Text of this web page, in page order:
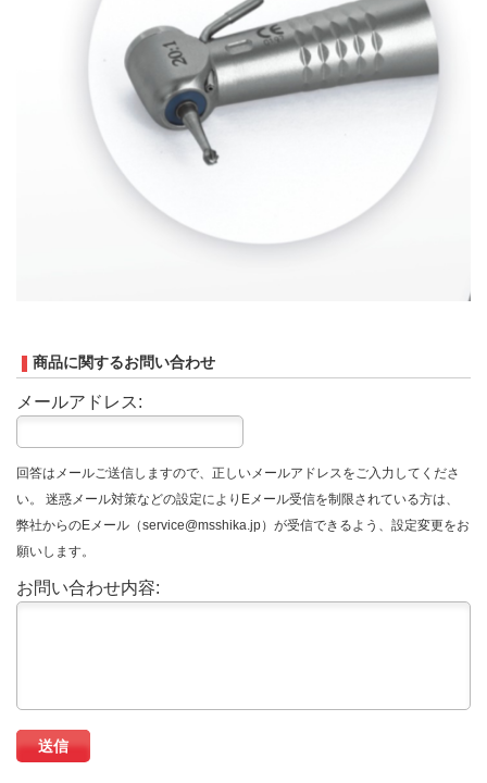
商品に関するお問い合わせ
メールアドレス:
回答はメールご送信しますので、正しいメールアドレスをご入力してくださ
い。 迷惑メール対策などの設定によりEメール受信を制限されている方は、
弊社からのEメール（service@msshika.jp）が受信できるよう、設定変更をお
願いします。
お問い合わせ内容: